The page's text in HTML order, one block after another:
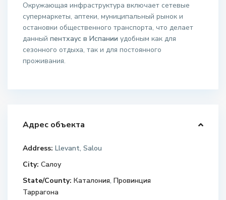
Окружающая инфраструктура включает сетевые
супермаркеты, аптеки, муниципальный рынок и
остановки общественного транспорта, что делает
данныйпентхаус в Испании удобным как для
сезонного отдыха, так и для постоянного
проживания.
Адрес объекта
Address: Llevant, Salou
City: Салоу
State/County: Каталония,Провинция
Таррагона